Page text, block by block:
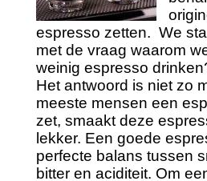
espresso zetten. We
met de vraag waarom
weinig espresso
Het antwoord is niet zo
meeste mensen een
zet, smaakt deze
lekker. Een goede
perfecte balans tussen
bitter en aciditeit. Om